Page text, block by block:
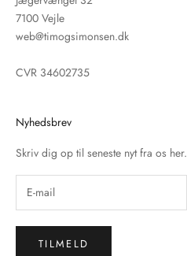
7100 Vejle
web@timogsimonsen.dk
CVR 34602735
Nyhedsbrev
Skriv dig op til seneste nyt fra os her.
TILMELD